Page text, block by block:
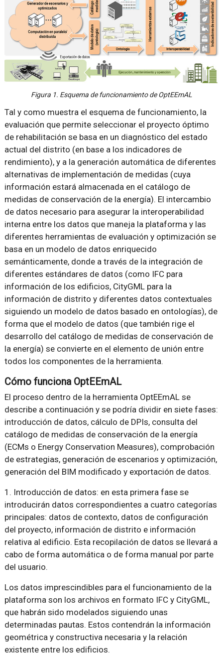
Figura 1. Esquema de funcionamiento de OptEEmAL
Tal y como muestra el esquema de funcionamiento, la
evaluación que permite seleccionar el proyecto óptimo
de rehabilitación se basa en un diagnóstico del estado
actual del distrito (en base a los indicadores de
rendimiento), y a la generación automática de diferentes
alternativas de implementación de medidas (cuya
información estará almacenada en el catálogo de
medidas de conservación de la energía). El intercambio
de datos necesario para asegurar la interoperabilidad
interna entre los datos que maneja la plataforma y las
diferentes herramientas de evaluación y optimización se
basa en un modelo de datos enriquecido
semánticamente, donde a través de la integración de
diferentes estándares de datos (como IFC para
información de los edificios, CityGML para la
información de distrito y diferentes datos contextuales
siguiendo un modelo de datos basado en ontologías), de
forma que el modelo de datos (que también rige el
desarrollo del catálogo de medidas de conservación de
la energía) se convierte en el elemento de unión entre
todos los componentes de la herramienta.
Cómo funciona OptEEmAL
El proceso dentro de la herramienta OptEEmAL se
describe a continuación y se podría dividir en siete fases:
introducción de datos, cálculo de DPIs, consulta del
catálogo de medidas de conservación de la energía
(ECMs o Energy Conservation Measures), comprobación
de estrategias, generación de escenarios y optimización,
generación del BIM modificado y exportación de datos.
1. Introducción de datos: en esta primera fase se
introducirán datos correspondientes a cuatro categorías
principales: datos de contexto, datos de configuración
del proyecto, información de distrito e información
relativa al edificio. Esta recopilación de datos se llevará a
cabo de forma automática o de forma manual por parte
del usuario.
Los datos imprescindibles para el funcionamiento de la
plataforma son los archivos en formato IFC y CityGML,
que habrán sido modelados siguiendo unas
determinadas pautas. Estos contendrán la información
geométrica y constructiva necesaria y la relación
existente entre los edificios.